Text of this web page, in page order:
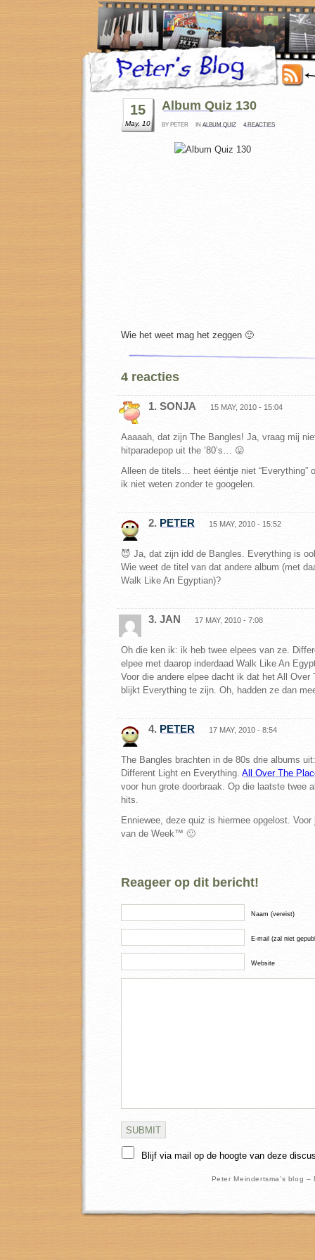
15
May, 10
Album Quiz 130
BY PETER IN ALBUM QUIZ 4 REACTIES
Wie het weet mag het zeggen 🙂
4 reacties
1. SONJA 15 MAY, 2010 - 15:04
Aaaaah, dat zijn The Bangles! Ja, vraag mij
hitparadepop uit the ’80’s… 😛
Alleen de titels… heet ééntje niet “Everything”
ik niet weten zonder te googelen.
2. PETER 15 MAY, 2010 - 15:52
😈 Ja, dat zijn idd de Bangles. Everything is
Wie weet de titel van dat andere album (met
Walk Like An Egyptian)?
3. JAN 17 MAY, 2010 - 7:08
Oh die ken ik: ik heb twee elpees van ze.
elpee met daarop inderdaad Walk Like An
Voor die andere elpee dacht ik dat het All Over
blijkt Everything te zijn. Oh, hadden ze dan
4. PETER 17 MAY, 2010 - 8:54
The Bangles brachten in de 80s drie albums
Different Light en Everything. All Over The
voor hun grote doorbraak. Op die laatste twee
hits.
Enniewee, deze quiz is hiermee opgelost.
van de Week™ 🙂
Reageer op dit bericht!
Naam (vereist)
E-mail (zal niet
Website
Blijf via mail op de hoogte van deze
Peter Meindertsma's blog